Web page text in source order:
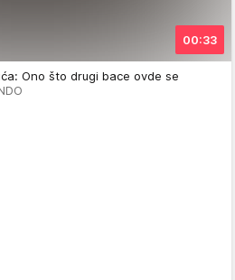
00:33
Ono što drugi bace ovde se